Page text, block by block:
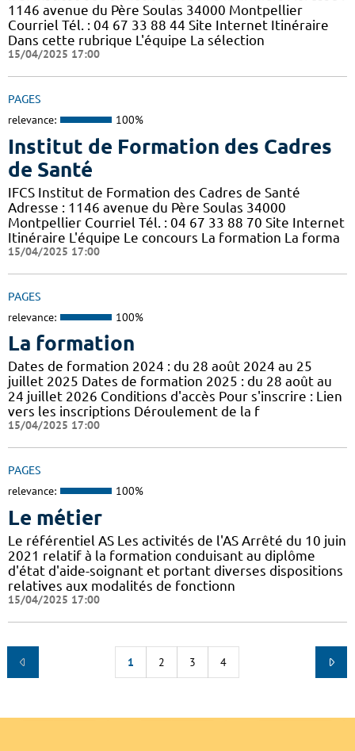
1146 avenue du Père Soulas 34000 Montpellier
Courriel Tél. : 04 67 33 88 44 Site Internet Itinéraire
Dans cette rubrique L'équipe La sélection
15/04/2025 17:00
PAGES
relevance: 100%
Institut de Formation des Cadres
de Santé
IFCS Institut de Formation des Cadres de Santé
Adresse : 1146 avenue du Père Soulas 34000
Montpellier Courriel Tél. : 04 67 33 88 70 Site Internet
Itinéraire L'équipe Le concours La formation La forma
15/04/2025 17:00
PAGES
relevance: 100%
La formation
Dates de formation 2024 : du 28 août 2024 au 25
juillet 2025 Dates de formation 2025 : du 28 août au
24 juillet 2026 Conditions d'accès Pour s'inscrire : Lien
vers les inscriptions Déroulement de la f
15/04/2025 17:00
PAGES
relevance: 100%
Le métier
Le référentiel AS Les activités de l'AS Arrêté du 10 juin
2021 relatif à la formation conduisant au diplôme
d'état d'aide-soignant et portant diverses dispositions
relatives aux modalités de fonctionn
15/04/2025 17:00
1 2 3 4